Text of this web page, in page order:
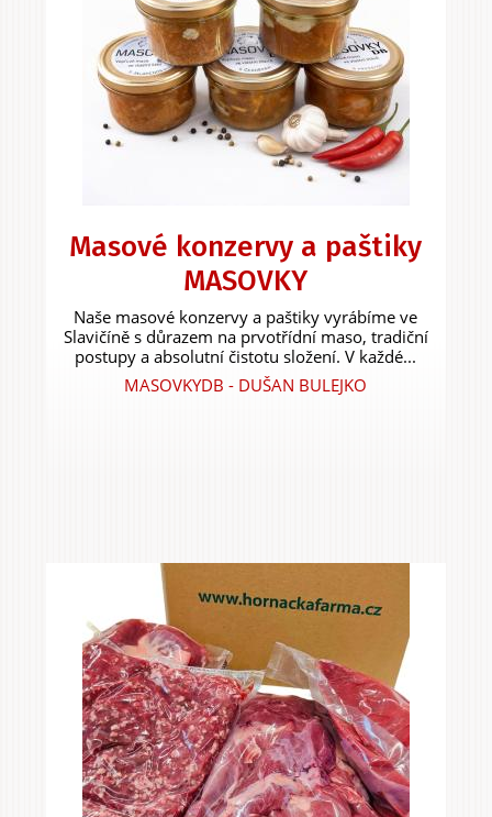
Masové konzervy a paštiky
MASOVKY
Naše masové konzervy a paštiky vyrábíme ve
Slavičíně s důrazem na prvotřídní maso, tradiční
postupy a absolutní čistotu složení. V každé...
MASOVKYDB - DUŠAN BULEJKO